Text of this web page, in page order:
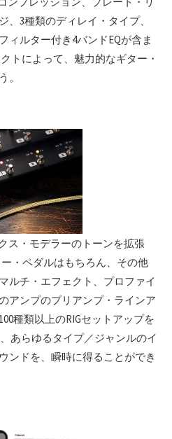
、3種類のディレイ・タイプ、
ィルター付き4バンドEQが含ま
トによって、魅力的なギター・
。
ス・モデラーのトーンを拡張
・ペダルはもちろん、その他
ルチ・エフェクト、プロファイ
アンプのプリアンプ・ラインア
種類以上のRIGセットアップを
あらゆるタイプ／ジャンルのイ
ンドを、瞬時に得ることができ